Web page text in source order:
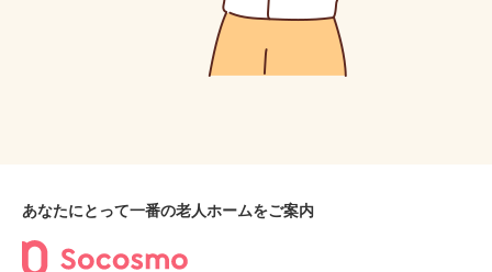
あなたにとって一番の老人ホームをご案内